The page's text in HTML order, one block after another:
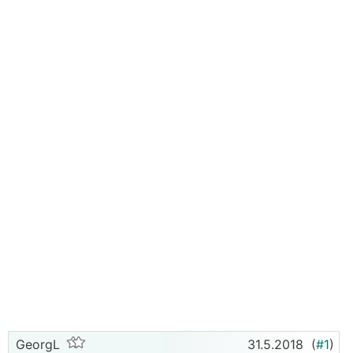
GeorgL 31.5.2018 (#1)